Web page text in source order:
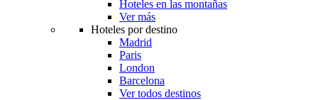
Hoteles en las montañas
Ver más
Hoteles por destino
Madrid
Paris
London
Barcelona
Ver todos destinos